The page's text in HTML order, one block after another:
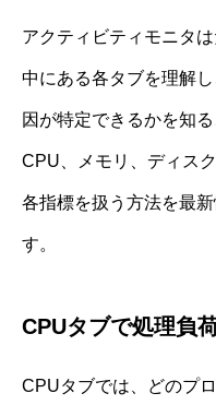
アクティビティモニタ
中にある各タブを理解
因が特定できるかを知
CPU、メモリ、ディス
各指標を扱う方法を最
す。
CPUタブで処理負
CPUタブでは、どのプ